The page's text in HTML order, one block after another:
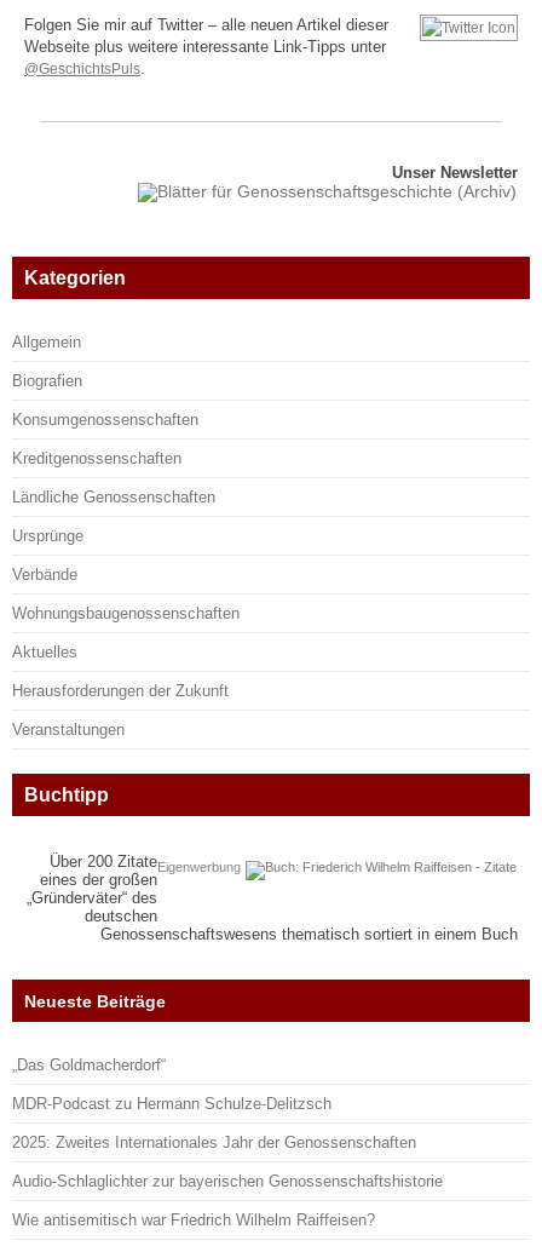
Folgen Sie mir auf Twitter – alle neuen Artikel dieser
Webseite plus weitere interessante Link-Tipps unter
@GeschichtsPuls.
Unser Newsletter
Kategorien
Allgemein
Biografien
Konsumgenossenschaften
Kreditgenossenschaften
Ländliche Genossenschaften
Ursprünge
Verbände
Wohnungsbaugenossenschaften
Aktuelles
Herausforderungen der Zukunft
Veranstaltungen
Buchtipp
Eigenwerbung
Über 200 Zitate
eines der großen
„Gründerväter“ des
deutschen
Genossenschaftswesens thematisch sortiert in einem Buch
Neueste Beiträge
„Das Goldmacherdorf“
MDR-Podcast zu Hermann Schulze-Delitzsch
2025: Zweites Internationales Jahr der Genossenschaften
Audio-Schlaglichter zur bayerischen Genossenschaftshistorie
Wie antisemitisch war Friedrich Wilhelm Raiffeisen?